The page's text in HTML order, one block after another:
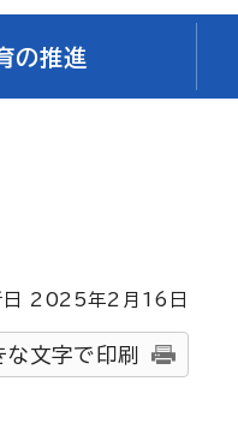
の推進
2025年2月 16 日
な文字で印刷